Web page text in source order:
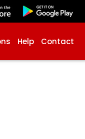
Help Contact